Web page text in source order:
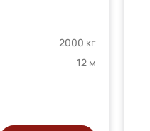
опроса
пользователей
2000 кг
12 м